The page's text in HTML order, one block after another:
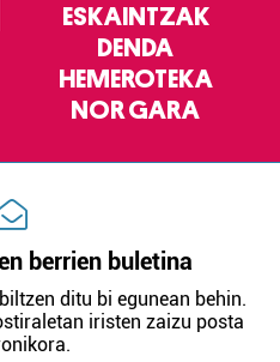
ESKAINTZAK
DENDA
HEMEROTEKA
NOR GARA
berrien buletina
ditu bi egunean behin.
iristen zaizu posta